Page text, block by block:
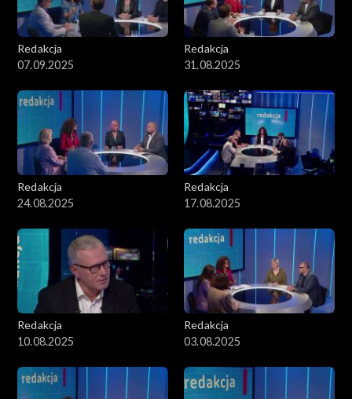
Redakcja
07.09.2025
Redakcja
31.08.2025
Redakcja
24.08.2025
Redakcja
17.08.2025
Redakcja
10.08.2025
Redakcja
03.08.2025